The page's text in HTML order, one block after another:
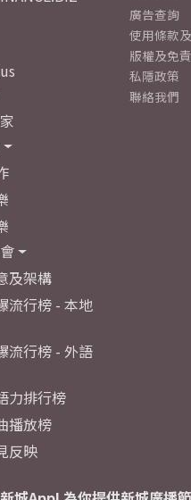
及架構
流行榜 - 本地
流行榜 - 外語
力排行榜
播放榜
反映
廣告查詢
使用條款
版權及免
私隱政策
聯絡我們